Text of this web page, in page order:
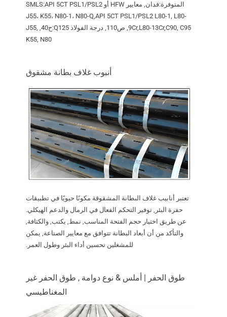
المتوفرة:فدان, معايير HFW أو SMLS:API 5CT PSL1/PSL2
J55، K55، N80-1، N80-Q,API 5CT PSL1/PSL2 L80-1, L80-
9Cr,L80-13Cr,C90, C95, ص110, درجة الفولاذ Q125:ح40, J55,
K55, N80
أنبوب غلاف بطانة مشقوق
تعتبر أنابيب غلاف البطانة المشقوقة مكونًا حيويًا في تطبيقات
حفرة البئر, توفير التحكم الفعال في الرمال والدعم الهيكلي.
عن طريق اختيار حجم الفتحة المناسب, نمط, يكتب, والكثافة,
والتأكد من أن أبعاد البطانة تتوافق مع معايير الصناعة, يمكن
للمشغلين تحسين أداء البئر وطول العمر.
طوق الحفر | أملس & نوع دوامة , طوق الحفر غير
المغناطيسي